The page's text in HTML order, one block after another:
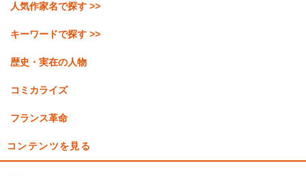
人気作家名で探す >>
キーワードで探す >>
歴史・実在の人物
コミカライズ
フランス革命
コンテンツを見る